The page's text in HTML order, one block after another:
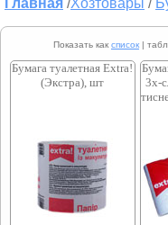
Главная /Хозтовары /
Показать как список |
Бумага туалетная Extra!
(Экстра), шт
3х-